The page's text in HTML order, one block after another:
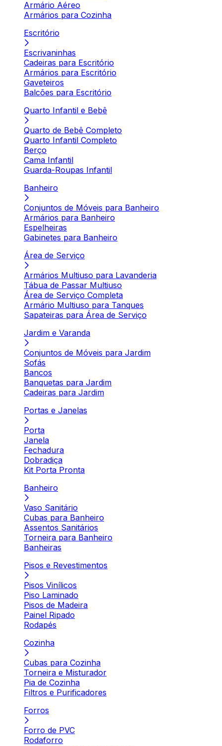
Armário Aéreo
Armários para Cozinha
Escritório
Escrivaninhas
Cadeiras para Escritório
Armários para Escritório
Gaveteiros
Balcões para Escritório
Quarto Infantil e Bebê
Quarto de Bebê Completo
Quarto Infantil Completo
Berço
Cama Infantil
Guarda-Roupas Infantil
Banheiro
Conjuntos de Móveis para Banheiro
Armários para Banheiro
Espelheiras
Gabinetes para Banheiro
Área de Serviço
Armários Multiuso para Lavanderia
Tábua de Passar Multiuso
Área de Serviço Completa
Armário Multiuso para Tanques
Sapateiras para Área de Serviço
Jardim e Varanda
Conjuntos de Móveis para Jardim
Sofás
Bancos
Banquetas para Jardim
Cadeiras para Jardim
Portas e Janelas
Porta
Janela
Fechadura
Dobradiça
Kit Porta Pronta
Banheiro
Vaso Sanitário
Cubas para Banheiro
Assentos Sanitários
Torneira para Banheiro
Banheiras
Pisos e Revestimentos
Pisos Vinílicos
Piso Laminado
Pisos de Madeira
Painel Ripado
Rodapés
Cozinha
Cubas para Cozinha
Torneira e Misturador
Pia de Cozinha
Filtros e Purificadores
Forros
Forro de PVC
Rodaforro